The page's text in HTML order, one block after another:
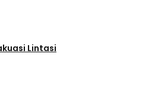
Lintasi